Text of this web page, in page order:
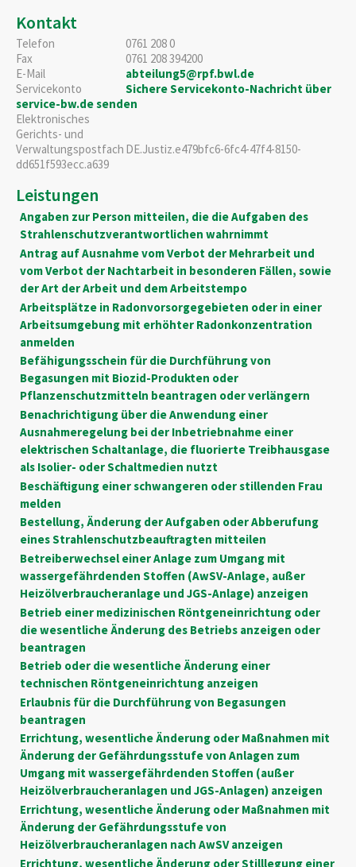
Kontakt
Telefon
0761 208 0
Fax
0761 208 394200
E-Mail
abteilung5@rpf.bwl.de
Servicekonto
Sichere Servicekonto-Nachricht über
service-bw.de senden
Elektronisches
Gerichts- und
Verwaltungspostfach DE.Justiz.e479bfc6-6fc4-47f4-8150-
dd651f593ecc.a639
Leistungen
Angaben zur Person mitteilen, die die Aufgaben des
Strahlenschutzverantwortlichen wahrnimmt
Antrag auf Ausnahme vom Verbot der Mehrarbeit und
vom Verbot der Nachtarbeit in besonderen Fällen, sowie
der Art der Arbeit und dem Arbeitstempo
Arbeitsplätze in Radonvorsorgegebieten oder in einer
Arbeitsumgebung mit erhöhter Radonkonzentration
anmelden
Befähigungsschein für die Durchführung von
Begasungen mit Biozid-Produkten oder
Pflanzenschutzmitteln beantragen oder verlängern
Benachrichtigung über die Anwendung einer
Ausnahmeregelung bei der Inbetriebnahme einer
elektrischen Schaltanlage, die fluorierte Treibhausgase
als Isolier- oder Schaltmedien nutzt
Beschäftigung einer schwangeren oder stillenden Frau
melden
Bestellung, Änderung der Aufgaben oder Abberufung
eines Strahlenschutzbeauftragten mitteilen
Betreiberwechsel einer Anlage zum Umgang mit
wassergefährdenden Stoffen (AwSV-Anlage, außer
Heizölverbraucheranlage und JGS-Anlage) anzeigen
Betrieb einer medizinischen Röntgeneinrichtung oder
die wesentliche Änderung des Betriebs anzeigen oder
beantragen
Betrieb oder die wesentliche Änderung einer
technischen Röntgeneinrichtung anzeigen
Erlaubnis für die Durchführung von Begasungen
beantragen
Errichtung, wesentliche Änderung oder Maßnahmen mit
Änderung der Gefährdungsstufe von Anlagen zum
Umgang mit wassergefährdenden Stoffen (außer
Heizölverbraucheranlagen und JGS-Anlagen) anzeigen
Errichtung, wesentliche Änderung oder Maßnahmen mit
Änderung der Gefährdungsstufe von
Heizölverbraucheranlagen nach AwSV anzeigen
Errichtung, wesentliche Änderung oder Stilllegung einer